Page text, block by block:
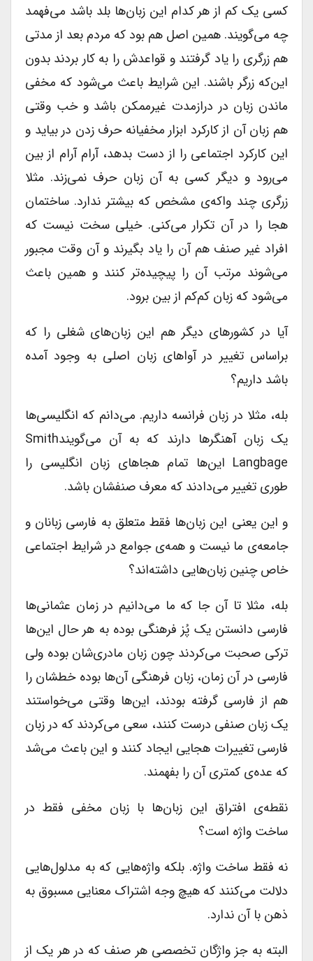
کسی یک کم از هر کدام این زبان‌ها بلد باشد می‌فهمد
چه می‌گویند. همین اصل هم بود که مردم بعد از مدتی
هم زرگری را یاد گرفتند و قواعدش را به کار بردند بدون
این‌که زرگر باشند. این شرایط باعث می‌شود که مخفی
ماندن زبان در درازمدت غیرممکن باشد و خب وقتی
هم زبان آن از کارکرد ابزار مخفیانه حرف زدن در بیاید و
این کارکرد اجتماعی را از دست بدهد، آرام آرام از بین
می‌رود و دیگر کسی به آن زبان حرف نمی‌زند. مثلا
زرگری چند واکه‌ی مشخص که بیشتر ندارد. ساختمان
هجا را در آن تکرار می‌کنی. خیلی سخت نیست که
افراد غیر صنف هم آن را یاد بگیرند و آن وقت مجبور
می‌شوند مرتب آن را پیچیده‌تر کنند و همین باعث
می‌شود که زبان کم‌کم از بین برود.
آیا در کشورهای دیگر هم این زبان‌های شغلی را که
براساس تغییر در آواهای زبان اصلی به وجود آمده
باشد داریم؟
بله، مثلا در زبان فرانسه داریم. می‌دانم که انگلیسی‌ها
یک زبان آهنگرها دارند که به آن می‌گویندSmith
Langbage این‌ها تمام هجاهای زبان انگلیسی را
طوری تغییر می‌دادند که معرف صنفشان باشد.
و این یعنی این زبان‌ها فقط متعلق به فارسی زبانان و
جامعه‌ی ما نیست و همه‌ی جوامع در شرایط اجتماعی
خاص چنین زبان‌هایی داشته‌اند؟
بله، مثلا تا آن جا که ما می‌دانیم در زمان عثمانی‌ها
فارسی دانستن یک پُز فرهنگی بوده به هر حال این‌ها
ترکی صحبت می‌کردند چون زبان مادری‌شان بوده ولی
فارسی در آن زمان، زبان فرهنگی آن‌ها بوده خطشان را
هم از فارسی گرفته بودند، این‌ها وقتی می‌خواستند
یک زبان صنفی درست کنند، سعی می‌کردند که در زبان
فارسی تغییرات هجایی ایجاد کنند و این باعث می‌شد
که عده‌ی کمتری آن را بفهمند.
نقطه‌‌ی افتراق این زبان‌ها با زبان مخفی فقط در
ساخت واژه است؟
نه فقط ساخت واژه. بلکه واژه‌هایی که به مدلول‌هایی
دلالت می‌کنند که هیچ وجه اشتراک معنایی مسبوق به
ذهن با آن ندارد.
البته به جز واژگان تخصصی هر صنف که در هر یک از